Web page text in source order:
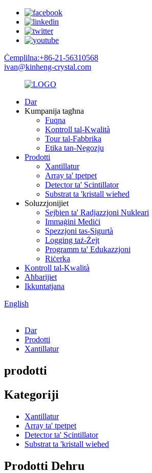
Ċemplilna:+86-21-56310568
ivan@kinheng-crystal.com
Dar
Kumpanija tagħna
Fuqna
Kontroll tal-Kwalità
Tour tal-Fabbrika
Etika tan-Negozju
Prodotti
Xantillatur
Array ta' tpetpet
Detector ta' Scintillator
Substrat ta 'kristall wieħed
Soluzzjonijiet
Sejbien ta' Radjazzjoni Nukleari
Immaġini Mediċi
Spezzjoni tas-Sigurtà
Logging taż-Żejt
Programm ta' Edukazzjoni
Riċerka
Kontroll tal-Kwalità
Aħbarijiet
Ikkuntatjana
English
Dar
Prodotti
Xantillatur
prodotti
Kategoriji
Xantillatur
Array ta' tpetpet
Detector ta' Scintillator
Substrat ta 'kristall wieħed
Prodotti Dehru